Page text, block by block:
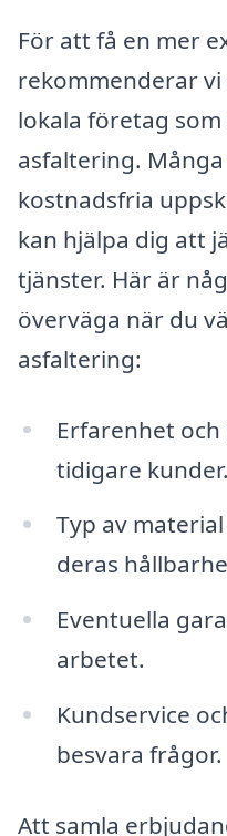
För att få en mer
rekommenderar
lokala företag
asfaltering.
kostnadsfria
kan hjälpa dig att
tjänster. Här är
överväga när du
asfaltering:
Erfarenhet
tidigare kunder.
Typ av
deras
Eventuella
arbetet.
Kundservice
besvara frågor.
Att samla